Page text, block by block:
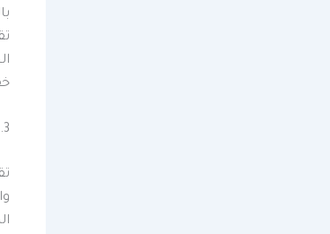
3. أنواع المظلات والسواتر المتوفرة في الرياض